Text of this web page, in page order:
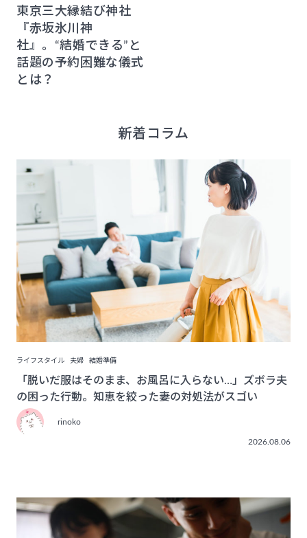
東京三大縁結び神社
『赤坂氷川神
社』。“結婚できる”と
話題の予約困難な儀式
とは？
新着コラム
ライフスタイル 夫婦 結婚準備
「脱いだ服はそのまま、お風呂に入らない…」ズボラ夫
の困った行動。知恵を絞った妻の対処法がスゴい
rinoko
2026.08.06